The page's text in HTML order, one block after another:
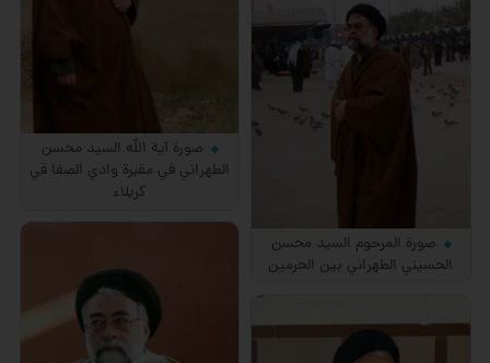
صورة آية الله السيد محسن
الطهراني في مقبرة وادي الصفا في
كربلاء
صورة المرحوم السيد محسن
الحسيني الطهراني بين الحرمين